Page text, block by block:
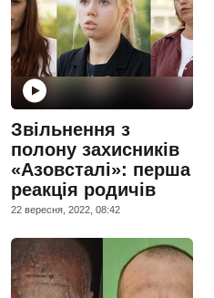
Звільнення з
полону захисників
«Азовсталі»: перша
реакція родичів
22 вересня, 2022, 08:42